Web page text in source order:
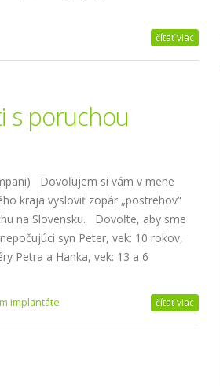
čítať viac
s poruchou
Dovoľujem si vám v mene
kraja vysloviť zopár „postrehov“
na Slovensku. Dovoľte, aby sme
syn Peter, vek: 10 rokov,
Petra a Hanka, vek: 13 a 6
implantáte čítať viac